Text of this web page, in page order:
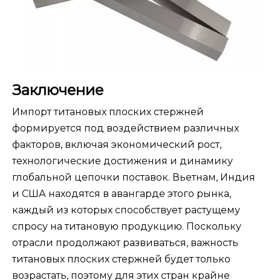
Заключение
Импорт титановых плоских стержней
формируется под воздействием различных
факторов, включая экономический рост,
технологические достижения и динамику
глобальной цепочки поставок. Вьетнам, Индия
и США находятся в авангарде этого рынка,
каждый из которых способствует растущему
спросу на титановую продукцию. Поскольку
отрасли продолжают развиваться, важность
титановых плоских стержней будет только
возрастать, поэтому для этих стран крайне